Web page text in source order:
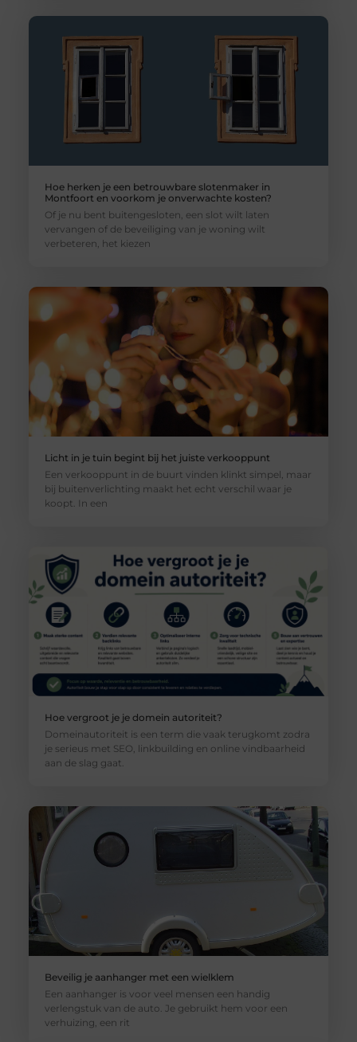
Hoe herken je een betrouwbare slotenmaker in
Montfoort en voorkom je onverwachte kosten?
Of je nu bent buitengesloten, een slot wilt laten
vervangen of de beveiliging van je woning wilt
verbeteren, het kiezen
Licht in je tuin begint bij het juiste verkooppunt
Een verkooppunt in de buurt vinden klinkt simpel, maar
bij buitenverlichting maakt het echt verschil waar je
koopt. In een
Hoe vergroot je je domein autoriteit?
Domeinautoriteit is een term die vaak terugkomt zodra
je serieus met SEO, linkbuilding en online vindbaarheid
aan de slag gaat.
Beveilig je aanhanger met een wielklem
Een aanhanger is voor veel mensen een handig
verlengstuk van de auto. Je gebruikt hem voor een
verhuizing, een rit